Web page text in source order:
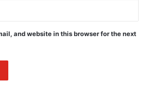
and website in this browser for the next